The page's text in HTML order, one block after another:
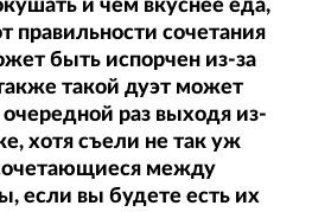
и чем вкуснее еда,
правильности сочетания
быть испорчен из-за
такой дуэт может
раз выходя из-
хотя съели не так уж
между
если вы будете есть их